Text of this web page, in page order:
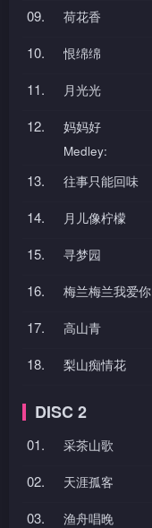
09. 荷花香
10. 恨绵绵
11. 月光光
12.
妈妈好
Medley:
13. 往事只能回味
14. 月儿像柠檬
15. 寻梦园
16. 梅兰梅兰我爱你
17. 高山青
18. 梨山痴情花
DISC 2
01. 采茶山歌
02. 天涯孤客
03. 渔舟唱晚